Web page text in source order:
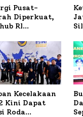
Pusat-
Diperkuat,
RI
Bahas
KM
Sentosa II
Kecelakaan
Kini Dapat
Roda